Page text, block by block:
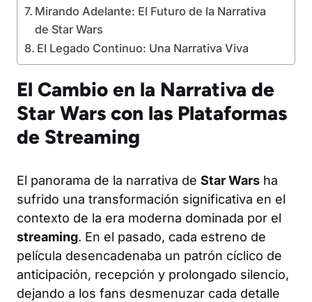
Mirando Adelante: El Futuro de la Narrativa
de Star Wars
El Legado Continuo: Una Narrativa Viva
El Cambio en la Narrativa de
Star Wars con las Plataformas
de Streaming
El panorama de la narrativa de Star Wars ha
sufrido una transformación significativa en el
contexto de la era moderna dominada por el
streaming. En el pasado, cada estreno de
película desencadenaba un patrón cíclico de
anticipación, recepción y prolongado silencio,
dejando a los fans desmenuzar cada detalle